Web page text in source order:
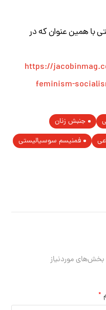
با همین عنوان که در
https://
feminism-
جنبش زنان
فمنیسم سوسیالیستی
بخش‌های موردنیاز
*